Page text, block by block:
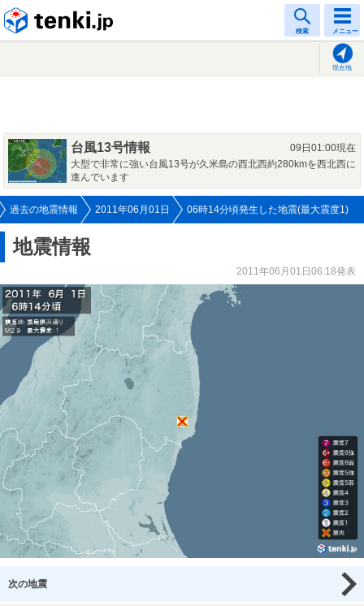
検索 メニュー
現在地
台風13号情報
09日01:00現在
大型で非常に強い台風13号が久米島の西北西約280kmを西北西に
進んでいます
過去の地震情報 2011年06月01日 06時14分頃発生した地震(最大震度1)
地震情報
2011年06月01日06:18発表
次の地震